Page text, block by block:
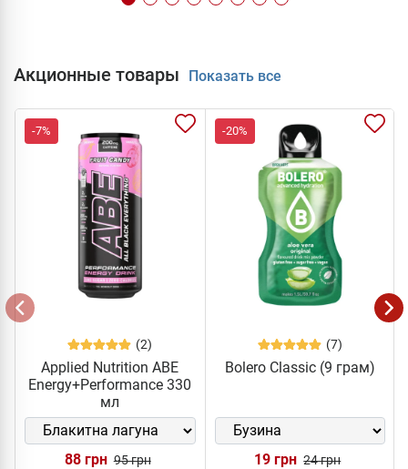
Акционные товары Показать все
-7%
(2)
Applied Nutrition ABE
Energy+Performance 330
мл
88 грн 95 грн
-20%
(7)
Bolero Classic (9 грам)
19 грн 24 грн